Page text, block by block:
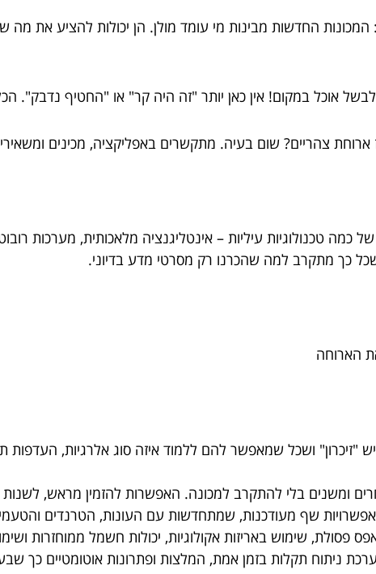
המכונות החדשות מבינות מי עומד מולן. הן יכולות להציע את
אוכל במקום! אין כאן יותר "זה היה קר" או "החטיף נדבק".
ארוחת צהריים? שום בעיה. מתקשרים באפליקציה, מכינים
כמה טכנולוגיות עיליות – אינטליגנציה מלאכותית, מערכות
כך מתקרב למה שהכרנו רק מסרטי מדע בדיוני.
הארוחה
"זיכרון" ושכל שמאפשר להם ללמוד איזה סוג אלרגיות,
ומשנים בלי להתקרב למכונה. האפשרות להזמין מראש,
שף מעודכנות, שמתחדשות עם העונות, הטרנדים
פסולת, שימוש באריזות אקולוגיות, יכולות חשמל ממוחזרות
ניתוח תקלות בזמן אמת, המלצות ופתרונות אוטומטיים כך